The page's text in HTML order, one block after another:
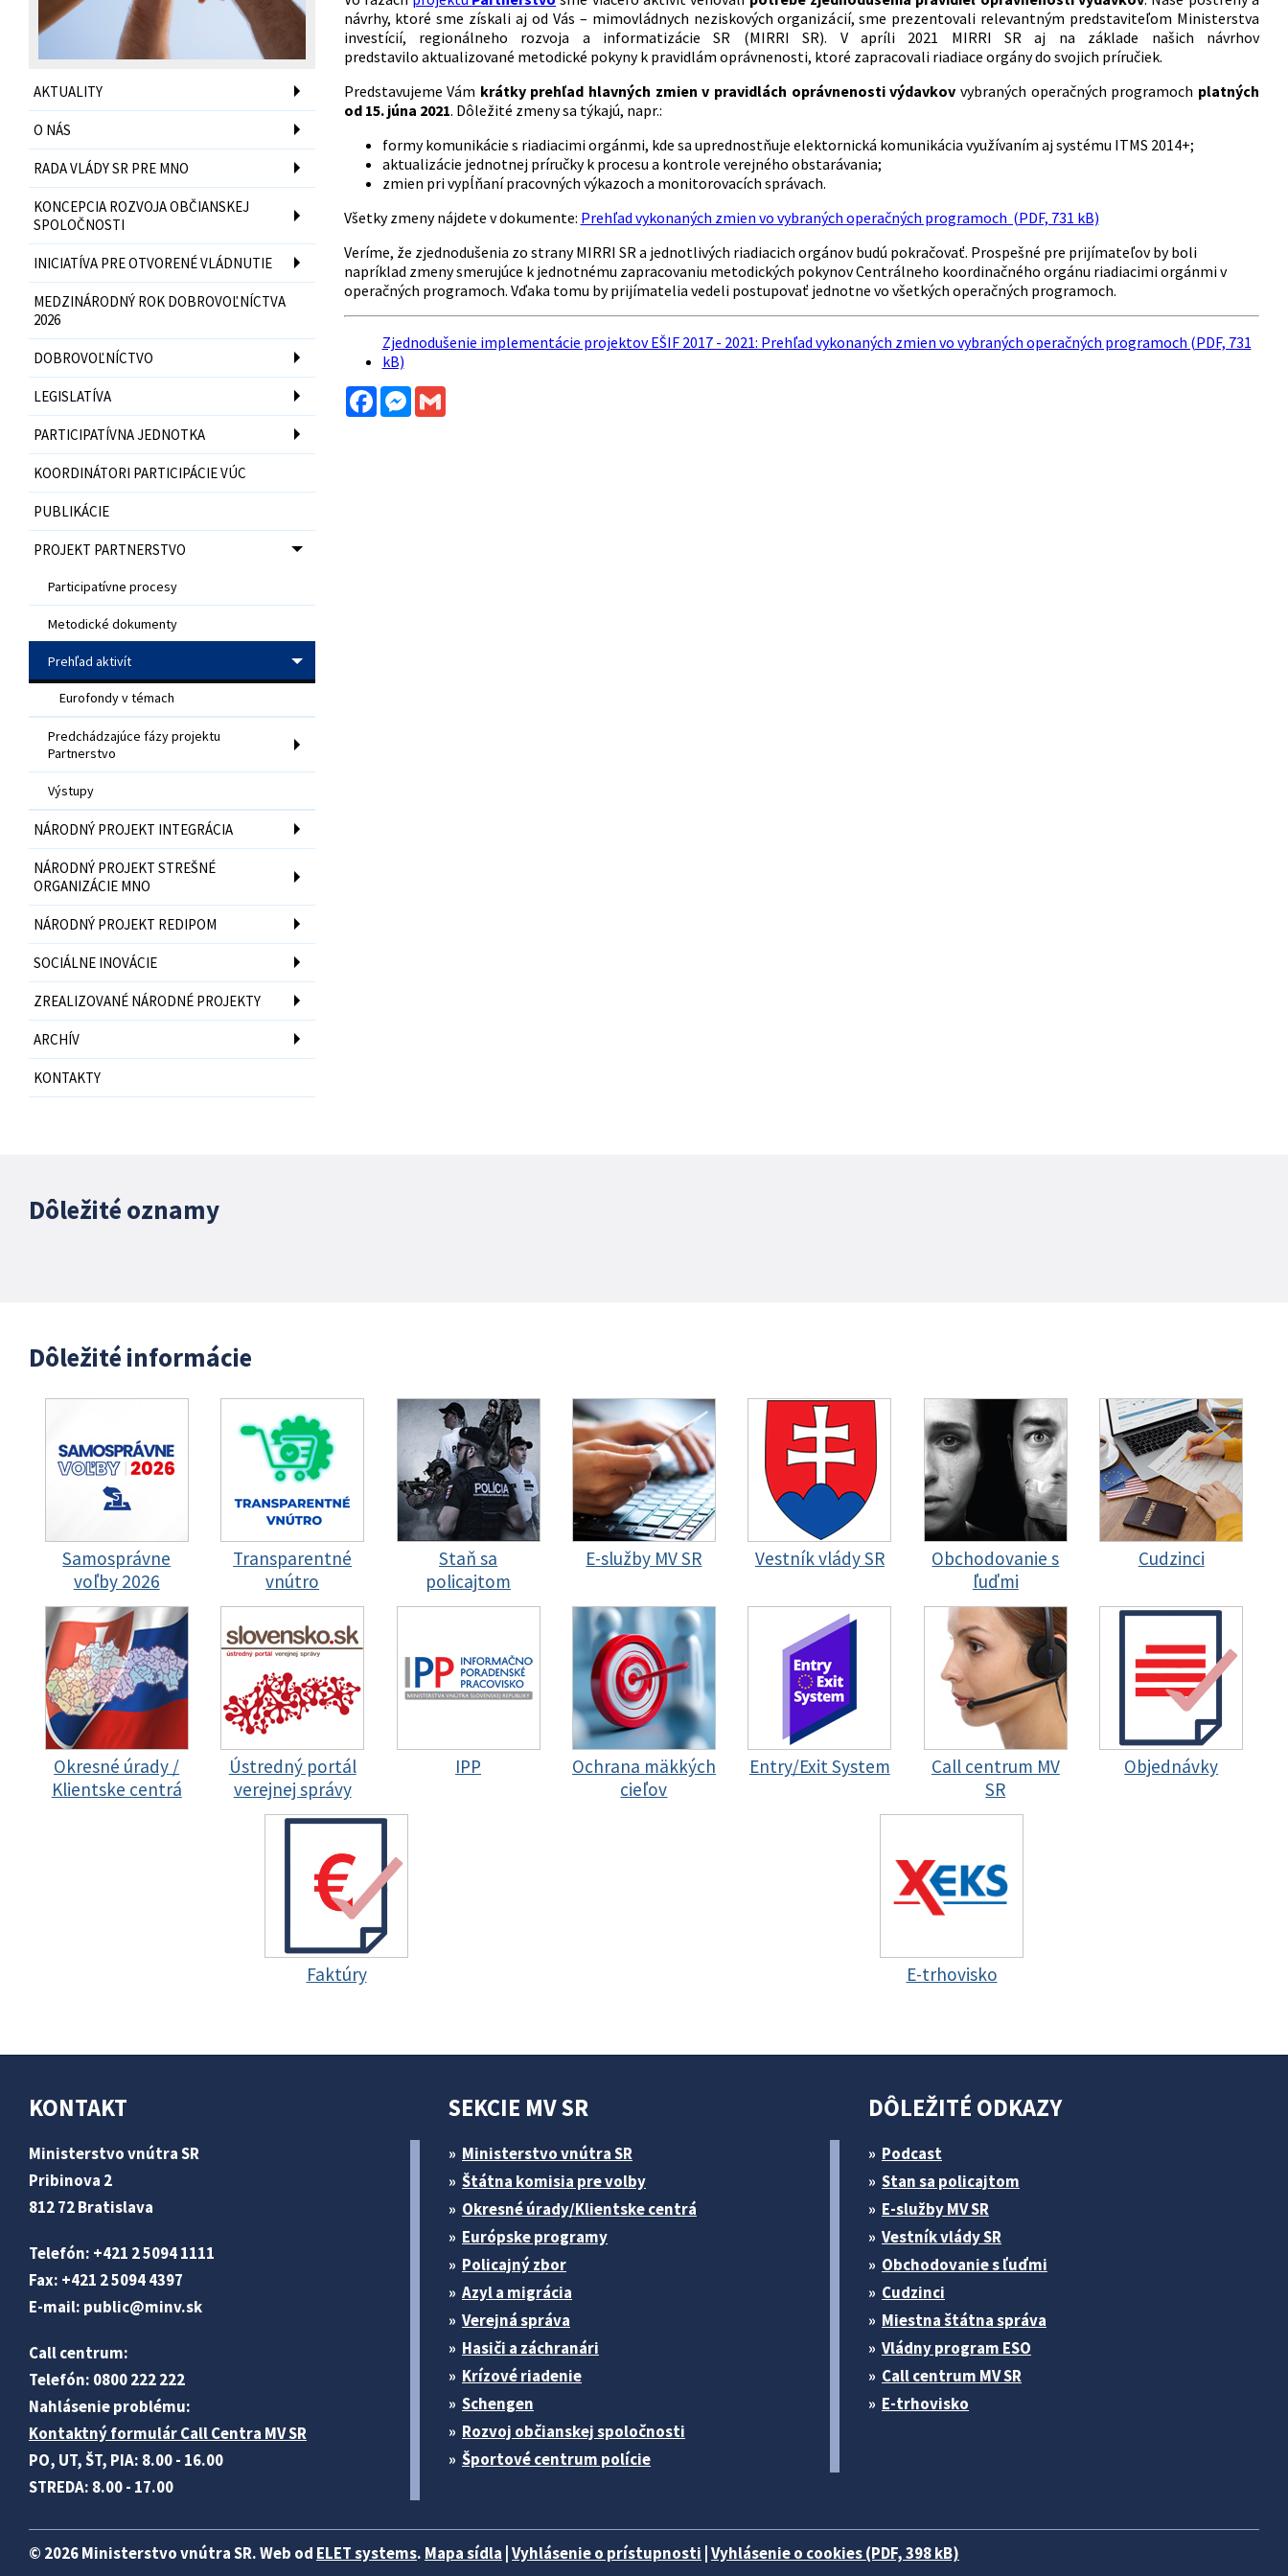
AKTUALITY
O NÁS
RADA VLÁDY SR PRE MNO
KONCEPCIA ROZVOJA OBČIANSKEJ
SPOLOČNOSTI
INICIATÍVA PRE OTVORENÉ VLÁDNUTIE
MEDZINÁRODNÝ ROK DOBROVOĽNÍCTVA
2026
DOBROVOĽNÍCTVO
LEGISLATÍVA
PARTICIPATÍVNA JEDNOTKA
KOORDINÁTORI PARTICIPÁCIE VÚC
PUBLIKÁCIE
PROJEKT PARTNERSTVO
Participatívne procesy
Metodické dokumenty
Prehľad aktivít
Eurofondy v témach
Predchádzajúce fázy projektu
Partnerstvo
Výstupy
NÁRODNÝ PROJEKT INTEGRÁCIA
NÁRODNÝ PROJEKT STREŠNÉ
ORGANIZÁCIE MNO
NÁRODNÝ PROJEKT REDIPOM
SOCIÁLNE INOVÁCIE
ZREALIZOVANÉ NÁRODNÉ PROJEKTY
ARCHÍV
KONTAKTY
návrhy, ktoré sme získali aj od Vás – mimovládnych neziskových organizácií, sme prezentovali relevantným predstaviteľom Ministerstva
investícií, regionálneho rozvoja a informatizácie SR (MIRRI SR). V apríli 2021 MIRRI SR aj na základe našich návrhov
predstavilo aktualizované metodické pokyny k pravidlám oprávnenosti, ktoré zapracovali riadiace orgány do svojich príručiek.
Predstavujeme Vám krátky prehľad hlavných zmien v pravidlách oprávnenosti výdavkovvybraných operačných programoch platných
od 15. júna 2021. Dôležité zmeny sa týkajú, napr.:
formy komunikácie s riadiacimi orgánmi, kde sa uprednostňuje elektornická komunikácia využívaním aj systému ITMS 2014+;
aktualizácie jednotnej príručky k procesu a kontrole verejného obstarávania;
zmien pri vypĺňaní pracovných výkazoch a monitorovacích správach.
Všetky zmeny nájdete v dokumente: Prehľad vykonaných zmien vo vybraných operačných programoch (PDF, 731 kB)
Veríme, že zjednodušenia zo strany MIRRI SR a jednotlivých riadiacich orgánov budú pokračovať. Prospešné pre prijímateľov by boli
napríklad zmeny smerujúce k jednotnému zapracovaniu metodických pokynov Centrálneho koordinačného orgánu riadiacimi orgánmi v
operačných programoch. Vďaka tomu by prijímatelia vedeli postupovať jednotne vo všetkých operačných programoch.
Zjednodušenie implementácie projektov EŠIF 2017 - 2021: Prehľad vykonaných zmien vo vybraných operačných programoch (PDF, 731
kB)
FacebookMessenger
Gmail
Dôležité oznamy
Dôležité informácie
Samosprávne
voľby 2026
Transparentné
vnútro
Staň sa
policajtom
E-služby MV SR Vestník vlády SR
Obchodovanie s
ľuďmi
Cudzinci
Okresné úrady /
Klientske centrá
Ústredný portál
verejnej správy
IPP
Ochrana mäkkých
cieľov
Entry/Exit System
Call centrum MV
SR
Objednávky
Faktúry E-trhovisko
KONTAKT
Ministerstvo vnútra SR
Pribinova 2
812 72 Bratislava
Telefón: +421 2 5094 1111
Fax: +421 2 5094 4397
E-mail: public@minv.sk
Call centrum:
Telefón: 0800 222 222
Nahlásenie problému:
Kontaktný formulár Call Centra MV SR
PO, UT, ŠT, PIA: 8.00 - 16.00
STREDA: 8.00 - 17.00
SEKCIE MV SR
Ministerstvo vnútra SR
Štátna komisia pre volby
Okresné úrady/Klientske centrá
Európske programy
Policajný zbor
Azyl a migrácia
Verejná správa
Hasiči a záchranári
Krízové riadenie
Schengen
Rozvoj občianskej spoločnosti
Športové centrum polície
DÔLEŽITÉ ODKAZY
Podcast
Stan sa policajtom
E-služby MV SR
Vestník vlády SR
Obchodovanie s ľuďmi
Cudzinci
Miestna štátna správa
Vládny program ESO
Call centrum MV SR
E-trhovisko
© 2026 Ministerstvo vnútra SR. Web od ELET systems. Mapa sídla |Vyhlásenie o prístupnosti |Vyhlásenie o cookies (PDF, 398 kB)